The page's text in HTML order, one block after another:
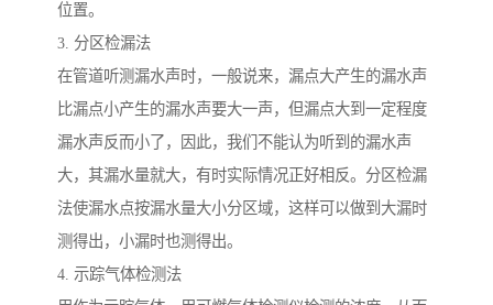
位置。
3. 分区检漏法
在管道听测漏水声时，一般说来，漏点大产生的漏水声
比漏点小产生的漏水声要大一声，但漏点大到一定程度
漏水声反而小了，因此，我们不能认为听到的漏水声
大，其漏水量就大，有时实际情况正好相反。分区检漏
法使漏水点按漏水量大小分区域，这样可以做到大漏时
测得出，小漏时也测得出。
4. 示踪气体检测法